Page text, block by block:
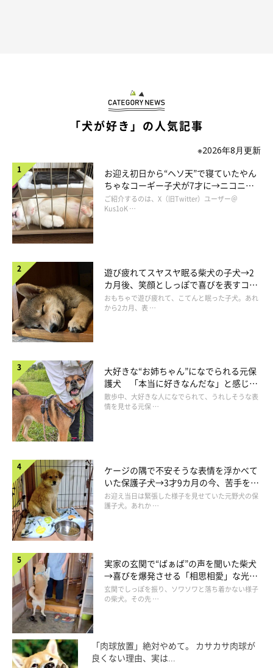
かぼすちゃんとおさんぽ。
なんとか室内トイレでもできるようになってもらおうと、練習
することにしました。大雨の夜に、「今日はここでおしっこして
してもらったけど…
かぼすちゃんとおさんぽ。
猫たちも落ち着かずにウロウロするし、お祭りみたいになっち
ゃって断念しました。そのうちにトイレを置いておくのも邪魔に
なり、片付けてしまいました。すっかり開き直り、「もう完全外
派を貫いてやるぞ！」という気持ちになっちゃいましたよ。
「犬が好き」の人気記事
※2026年8月更新
お迎え初日から“ヘソ天”で寝ていたやん
ちゃなコーギー子犬が7才に→ニコニ
コ“コーギースマイル”が魅力のコに成
長！
ご紹介するのは、X（旧Twitter）ユーザー＠
Kus1oK …
遊び疲れてスヤスヤ眠る柴犬の子犬→2
カ月後、笑顔としっぽで喜びを表すコに
成長！
おもちゃで遊び疲れて、こてんと眠った子犬。あれ
から2カ月、表 …
大好きな“お姉ちゃん”になでられる元保
護犬 「本当に好きなんだな」と感じる
表情にほっこり
散歩中、大好きな人になでられて、うれしそうな表
情を見せる元保 …
ケージの隅で不安そうな表情を浮かべて
いた保護子犬→3才9カ月の今、苦手を克
服し頼もしいコに成長！
お迎え当日は緊張した様子を見せていた元野犬の保
護子犬。あれか …
実家の玄関で“ばぁば”の声を聞いた柴犬
→喜びを爆発させる「相思相愛」な光景
にほっこり
玄関でしっぽを振り、ソワソワと落ち着かない様子
の柴犬。その先 …
「肉球放置」絶対やめて。 カサカサ肉球が
良くない理由、実は...